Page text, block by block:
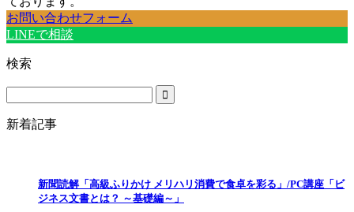
お問い合わせフォーム
LINEで相談
検索
新着記事
新聞読解「高級ふりかけ メリハリ消費で食卓を彩る」/PC講座「ビ
ジネス文書とは？ ～基礎編～」